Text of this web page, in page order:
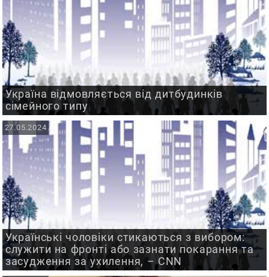
Україна відмовляється від дитбудинків
сімейного типу
Українські чоловіки стикаються з вибором:
служити на фронті або зазнати покарання та
засудження за ухилення, – CNN
27.05.2024